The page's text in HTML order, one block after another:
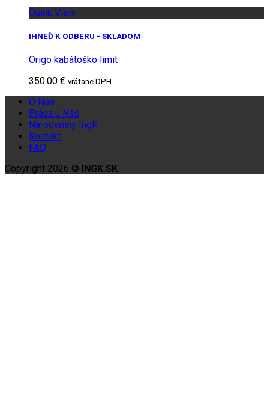
Quick View
IHNEĎ K ODBERU - SKLADOM
Origo kabátoško limit
350.00 € vrátane DPH
O Nás
Práca u Nás
Narodeniny IngK
Kontakt
FAQ
Copyright 2026 ©
INGK.SK.